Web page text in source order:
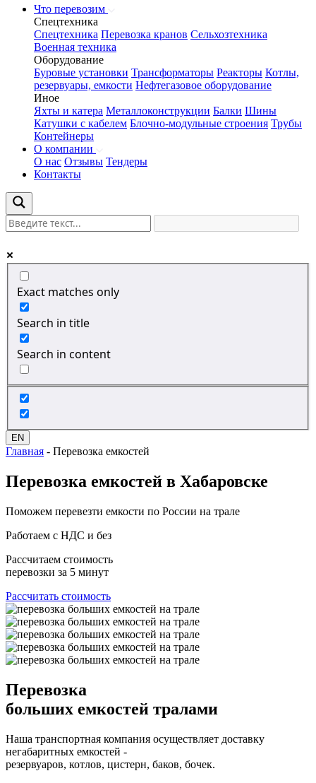
Что перевозим
Спецтехника
Спецтехника Перевозка кранов Сельхозтехника
Военная техника
Оборудование
Буровые установки Трансформаторы Реакторы Котлы,
резервуары, емкости Нефтегазовое оборудование
Иное
Яхты и катера Металлоконструкции Балки Шины
Катушки с кабелем Блочно-модульные строения Трубы
Контейнеры
О компании
О нас Отзывы Тендеры
Контакты
Exact matches only
Search in title
Search in content
EN
Главная - Перевозка емкостей
Перевозка емкостей в Хабаровске
Поможем перевезти емкости по России на трале
Работаем с НДС и без
Рассчитаем стоимость
перевозки за 5 минут
Рассчитать стоимость
Перевозка
больших емкостей тралами
Наша транспортная компания осуществляет доставку
негабаритных емкостей -
резервуаров, котлов, цистерн, баков, бочек.